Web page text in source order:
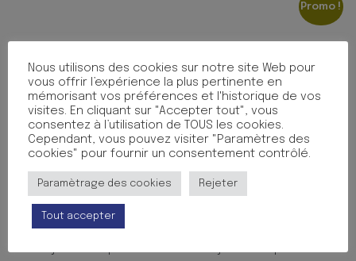
CHEMISE 3 RABATS ELAST
PP PERSO ASS
6.90€ TTC
Promo !
CHEMISE 3 RABAT ELAS PP
Nous utilisons des cookies sur notre site Web pour
vous offrir l’expérience la plus pertinente en
mémorisant vos préférences et l'historique de vos
visites. En cliquant sur "Accepter tout", vous
consentez à l’utilisation de TOUS les cookies.
Cependant, vous pouvez visiter "Paramètres des
cookies" pour fournir un consentement contrôlé.
Paramètrage des cookies Rejeter
Tout accepter